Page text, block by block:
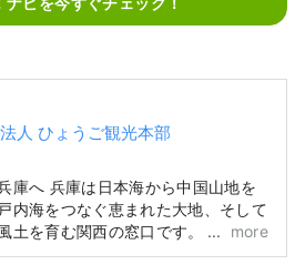
人 ひょうご観光本部
庫へ 兵庫は日本海から中国山地を
内海をつなぐ恵まれた大地、そして
を育む関西の窓口です。 「さく
選」に選ばれた世界遺産の姫路城、
more